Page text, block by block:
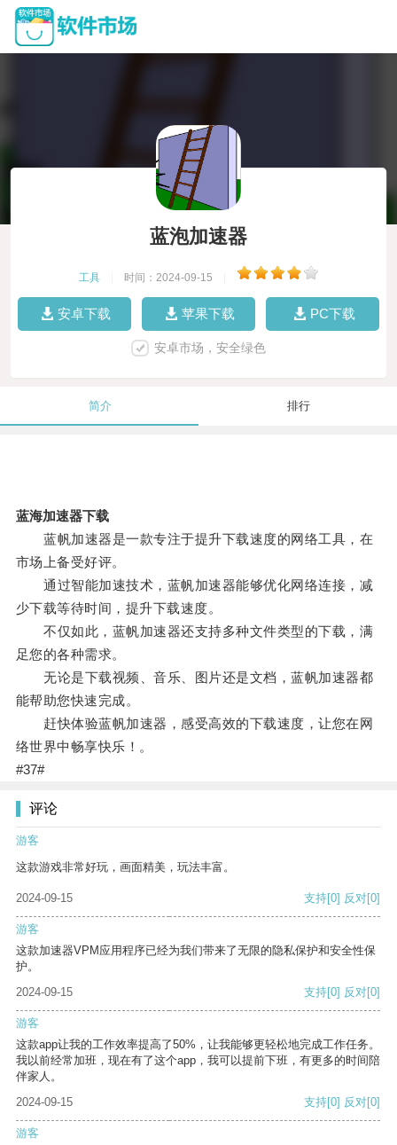
蓝泡加速器
工具 时间：2024-09-15
安卓下载 苹果下载 PC下载
安卓市场，安全绿色
简介 排行
蓝海加速器下载
蓝帆加速器是一款专注于提升下载速度的网络工具，在
市场上备受好评。
通过智能加速技术，蓝帆加速器能够优化网络连接，减
少下载等待时间，提升下载速度。
不仅如此，蓝帆加速器还支持多种文件类型的下载，满
足您的各种需求。
无论是下载视频、音乐、图片还是文档，蓝帆加速器都
能帮助您快速完成。
赶快体验蓝帆加速器，感受高效的下载速度，让您在网
络世界中畅享快乐！。
#37#
评论
游客
这款游戏非常好玩，画面精美，玩法丰富。
2024-09-15 支持[0] 反对[0]
游客
这款加速器VPM应用程序已经为我们带来了无限的隐私保护和安全性保
护。
2024-09-15
支持[0] 反对[0]
游客
这款app让我的工作效率提高了50%，让我能够更轻松地完成工作任务。
我以前经常加班，现在有了这个app，我可以提前下班，有更多的时间陪
伴家人。
2024-09-15
支持[0] 反对[0]
游客